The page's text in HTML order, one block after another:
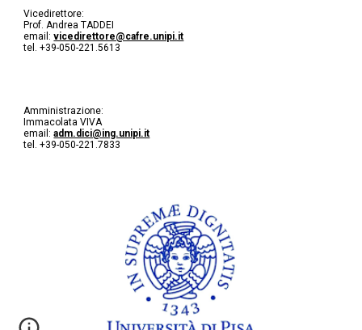
Vicedirettore:
Prof. Andrea TADDEI
email:vicedirettore@cafre.unipi.it
tel. +39-050-221.5613
Amministrazione:
Immacolata VIVA
email:adm.dici@ing.unipi.it
tel. +39-050-221.7833